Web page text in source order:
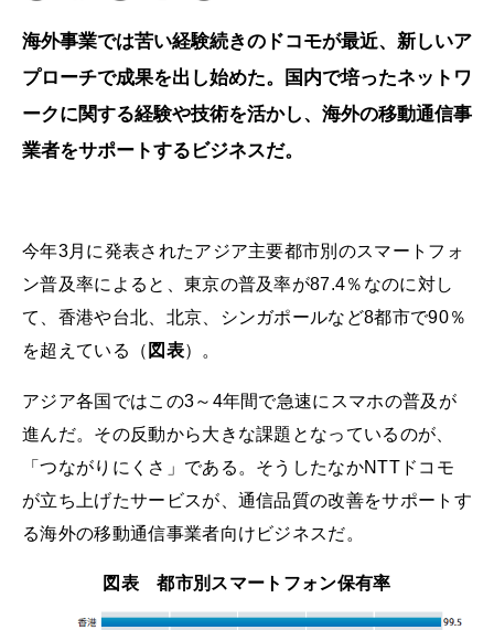
海外事業では苦い経験続きのドコモが最近、新しいア
プローチで成果を出し始めた。国内で培ったネットワ
ークに関する経験や技術を活かし、海外の移動通信事
業者をサポートするビジネスだ。
今年3月に発表されたアジア主要都市別のスマートフォ
ン普及率によると、東京の普及率が87.4％なのに対し
て、香港や台北、北京、シンガポールなど8都市で90％
を超えている（ 図表）。
アジア各国ではこの3～4年間で急速にスマホの普及が
進んだ。その反動から大きな課題となっているのが、
「つながりにくさ」である。そうしたなかNTTドコモ
が立ち上げたサービスが、通信品質の改善をサポートす
る海外の移動通信事業者向けビジネスだ。
図表 都市別スマートフォン保有率